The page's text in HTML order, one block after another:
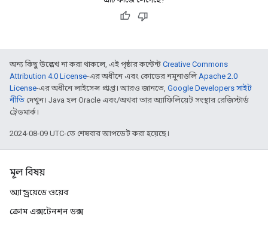
অন্য কিছু উল্লেখ না করা থাকলে, এই পৃষ্ঠার কন্টেন্ট Creative Commons
Attribution 4.0 License-এর অধীনে এবং কোডের নমুনাগুলিApache 2.0
License-এর অধীনে লাইসেন্স প্রাপ্ত। আরও জানতে, Google Developers সাইট
নীতি দেখুন। Java হল Oracle এবং/অথবা তার অ্যাফিলিয়েট সংস্থার রেজিস্টার্ড
ট্রেডমার্ক।
2024-08-09 UTC-তে শেষবার আপডেট করা হয়েছে।
মূল বিষয়
অ্যান্ড্রয়েডে ওয়েব
ক্রোম এক্সটেনশন ডক্স